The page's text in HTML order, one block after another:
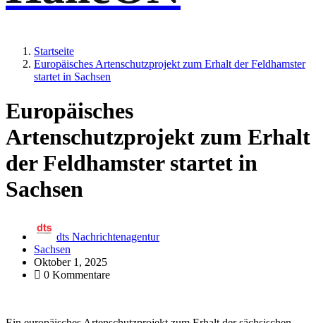
Startseite
Europäisches Artenschutzprojekt zum Erhalt der Feldhamster
startet in Sachsen
Europäisches
Artenschutzprojekt zum Erhalt
der Feldhamster startet in
Sachsen
dts Nachrichtenagentur
Sachsen
Oktober 1, 2025
0 Kommentare